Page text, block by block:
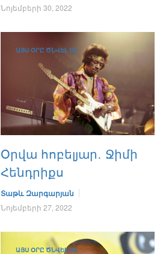
Նոյեմբերի 30, 2022
ԱՅՍ ՕՐԸ ԾՆՎԵԼ ԵՆ
Օրվա հոբելյար․ Ջիմի
Հենդրիքս
Տաթև Զարգարյան
Նոյեմբերի 27, 2022
ԱՅՍ ՕՐԸ ԾՆՎԵԼ ԵՆ